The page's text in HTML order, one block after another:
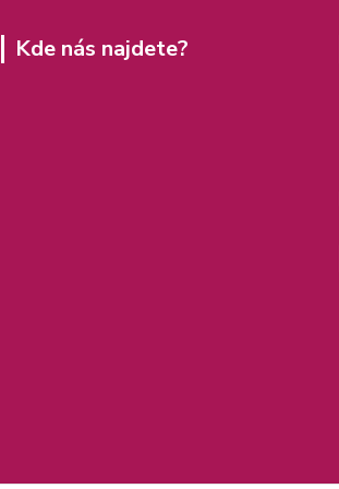
Kde nás najdete?